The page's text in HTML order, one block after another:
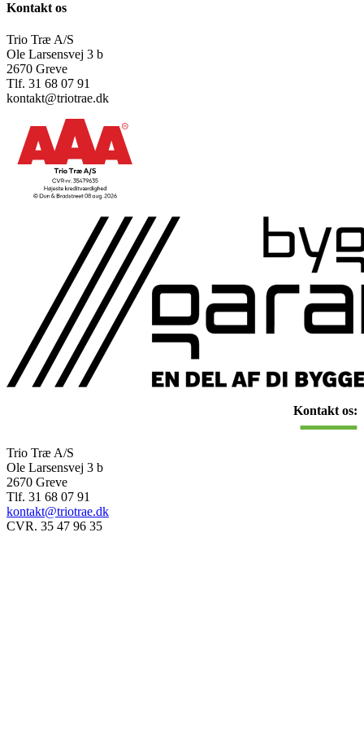
Kontakt os
Trio Træ A/S
Ole Larsensvej 3 b
2670 Greve
Tlf. 31 68 07 91
kontakt@triotrae.dk
Kontakt os:
Trio Træ A/S
Ole Larsensvej 3 b
2670 Greve
Tlf. 31 68 07 91
kontakt@triotrae.dk
CVR. 35 47 96 35